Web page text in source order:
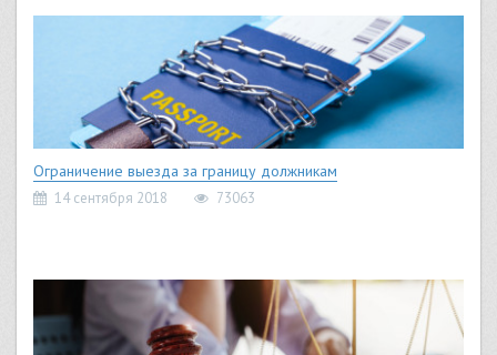
Ограничение выезда за границу должникам
14 сентября 2018 73063